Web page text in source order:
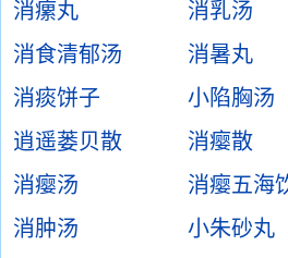
消瘰丸
消乳汤
消食清郁汤
消暑丸
消痰饼子
小陷胸汤
逍遥蒌贝散
消瘿散
消瘿汤
消瘿五海
消肿汤
小朱砂丸